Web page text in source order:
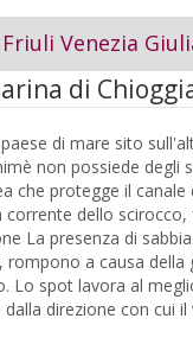
Friuli Venezia
di
di mare sito
non possiede
che protegge il
corrente dello
La presenza di
a causa
Lo spot lavora al
direzione con cui